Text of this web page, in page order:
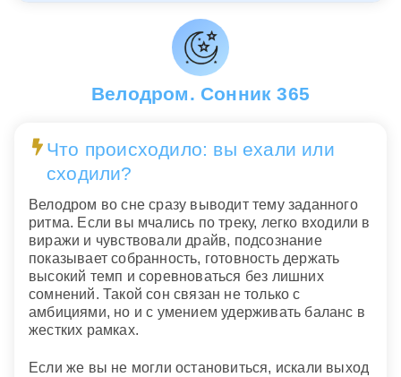
Велодром. Сонник 365
Что происходило: вы ехали или
сходили?
Велодром во сне сразу выводит тему заданного
ритма. Если вы мчались по треку, легко входили в
виражи и чувствовали драйв, подсознание
показывает собранность, готовность держать
высокий темп и соревноваться без лишних
сомнений. Такой сон связан не только с
амбициями, но и с умением удерживать баланс в
жестких рамках.
Если же вы не могли остановиться, искали выход